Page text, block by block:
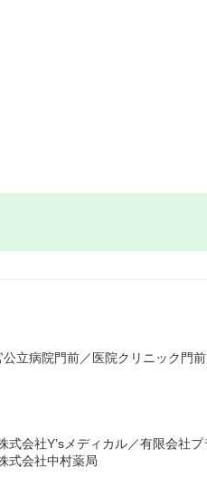
立病院門前／医院クリニック門前
会社Y’sメディカル／有限会社
式会社中村薬局